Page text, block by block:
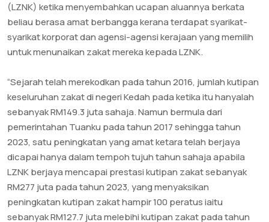
(LZNK) ketika menyembahkan ucapan aluannya berkata
beliau berasa amat berbangga kerana terdapat syarikat-
syarikat korporat dan agensi-agensi kerajaan yang memilih
untuk menunaikan zakat mereka kepada LZNK.
“Sejarah telah merekodkan pada tahun 2016, jumlah kutipan
keseluruhan zakat di negeri Kedah pada ketika itu hanyalah
sebanyak RM149.3 juta sahaja. Namun bermula dari
pemerintahan Tuanku pada tahun 2017 sehingga tahun
2023, satu peningkatan yang amat ketara telah berjaya
dicapai hanya dalam tempoh tujuh tahun sahaja apabila
LZNK berjaya mencapai prestasi kutipan zakat sebanyak
RM277 juta pada tahun 2023, yang menyaksikan
peningkatan kutipan zakat hampir 100 peratus iaitu
sebanyak RM127.7 juta melebihi kutipan zakat pada tahun